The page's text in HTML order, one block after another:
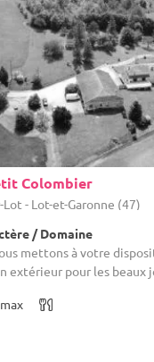
Colombier
- Lot-et-Garonne (47)
/ Domaine
mettons à votre
extérieur pour les beaux